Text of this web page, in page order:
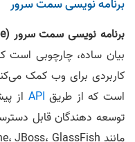
برنامه نویسی سمت سرور
برنامه نویسی سمت سرور (
بیان ساده، چارچوبی است
کاربردی برای وب کمک
است که از طریق API از
توسعه دهندگان قابل